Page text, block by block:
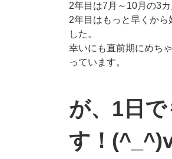
2年目は7月～10月の3カ
2年目はもっと早くか
した。
幸いにも直前期にめち
っています。
が、1日
す！